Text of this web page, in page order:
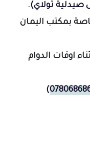
صيدلية تولاي).
بمكتب اليمان
اوقات الدوام
)